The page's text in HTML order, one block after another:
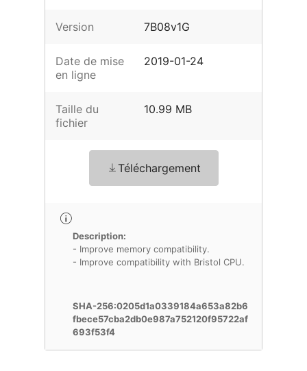
Version 7B08v1G
Date de mise
en ligne
2019-01-24
Taille du
fichier
10.99 MB
Téléchargement
Description:
- Improve memory compatibility.
- Improve compatibility with Bristol CPU.
SHA-256:0205d1a0339184a653a82b6
fbece57cba2db0e987a752120f95722af
693f53f4